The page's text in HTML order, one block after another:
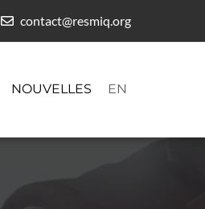
contact@resmiq.org
NOUVELLES EN